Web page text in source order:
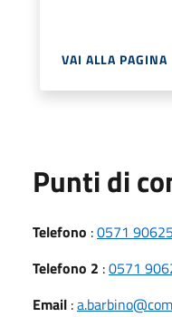
VAI ALLA PAGINA
Punti di
Telefono :0571
Telefono 2 :0571
Email :